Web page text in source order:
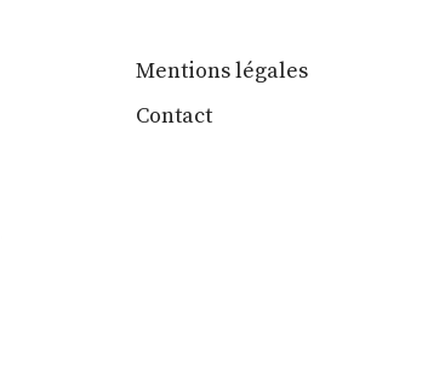
Mentions légales
Contact